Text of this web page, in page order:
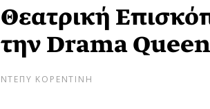
Θεατρική
την Drama Queen
ΝΤΕΠΥ ΚΟΡΕΝΤΙΝΗ